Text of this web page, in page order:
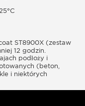
ST8900X (zestaw
12 godzin.
podłoży i
(beton,
i niektórych